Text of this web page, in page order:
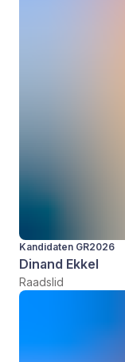
Kandidaten GR2026
Dinand Ekkel
Raadslid